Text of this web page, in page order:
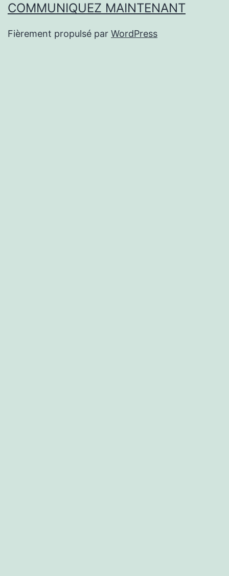
COMMUNIQUEZ MAINTENANT
Fièrement propulsé par WordPress